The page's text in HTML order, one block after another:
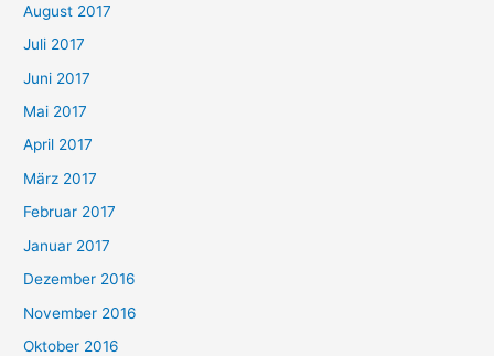
August 2017
Juli 2017
Juni 2017
Mai 2017
April 2017
März 2017
Februar 2017
Januar 2017
Dezember 2016
November 2016
Oktober 2016